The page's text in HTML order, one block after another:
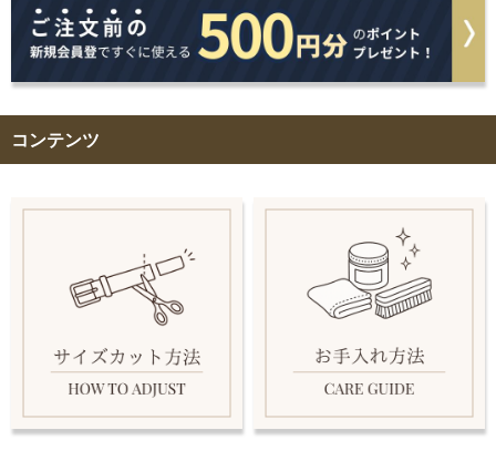
コンテンツ